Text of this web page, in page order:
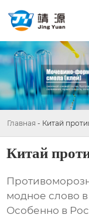
Главная - Китай
Китай
модное слово
Особенно в